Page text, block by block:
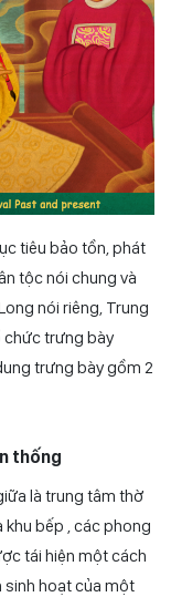
tiêu bảo tồn, phát
tộc nói chung và
nói riêng, Trung
chức trưng bày
trưng bày gồm 2
thống
là trung tâm thờ
khu bếp , các phong
tái hiện một cách
sinh hoạt của một